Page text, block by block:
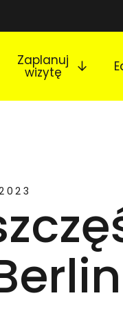
Zaplanuj
wizytę